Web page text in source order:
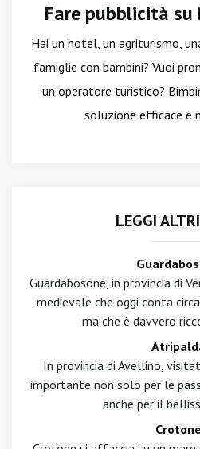
Fare pubblicità su
Hai un hotel, un agriturismo,
famiglie con bambini? Vuoi
un operatore turistico?
soluzione efficace e
LEGGI
Guardabosone, in provincia di
medievale che oggi conta
ma che è davvero
In provincia di Avellino,
importante non solo per le
anche per il
Crotone